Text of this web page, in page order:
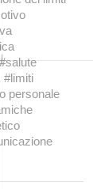
#salute
#limiti
personale